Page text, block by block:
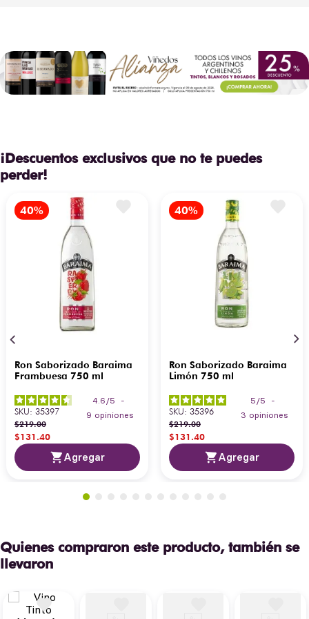
¡Descuentos exclusivos que no te puedes
perder!
Ron Saborizado Baraima
Frambuesa 750 ml
4.6 /5
-
9 opiniones
SKU: 35397
$219.00
$131.40
Agregar
Ron Saborizado Baraima
Limón 750 ml
5 /5
-
3 opiniones
SKU: 35396
$219.00
$131.40
Agregar
Quienes compraron este producto, también se
llevaron